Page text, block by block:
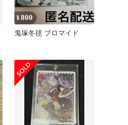
¥800
鬼塚冬毬 ブロマイド